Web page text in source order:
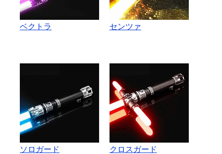
ベクトラ センツァ
ソロガード クロスガード